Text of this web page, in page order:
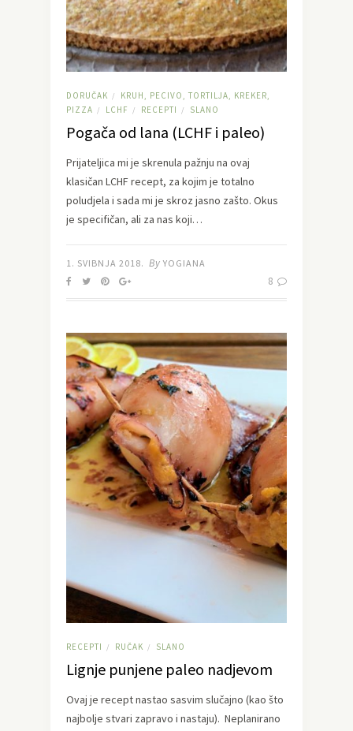
DORUČAK /
KRUH, PECIVO, TORTILJA, KREKER,
PIZZA / LCHF / RECEPTI / SLANO
Pogača od lana (LCHF i paleo)
Prijateljica mi je skrenula pažnju na ovaj
klasičan LCHF recept, za kojim je totalno
poludjela i sada mi je skroz jasno zašto. Okus
je specifičan, ali za nas koji…
1. SVIBNJA 2018. By YOGIANA
8
RECEPTI / RUČAK / SLANO
Lignje punjene paleo nadjevom
Ovaj je recept nastao sasvim slučajno (kao što
najbolje stvari zapravo i nastaju). Neplanirano